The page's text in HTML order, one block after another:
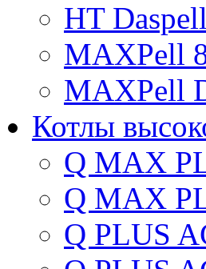
HT
MAXPell
MAXPell
Котлы
Q MAX
Q MAX
Q PLUS